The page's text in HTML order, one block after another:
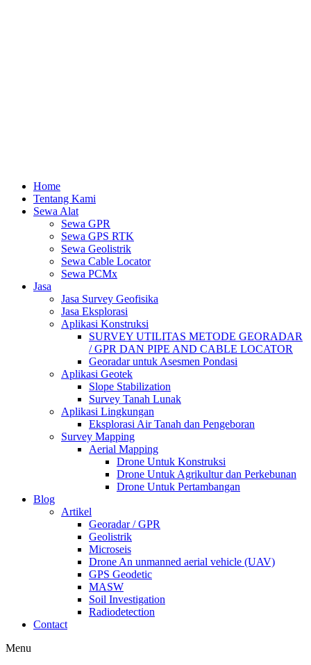
Home
Tentang Kami
Sewa Alat
Sewa GPR
Sewa GPS RTK
Sewa Geolistrik
Sewa Cable Locator
Sewa PCMx
Jasa
Jasa Survey Geofisika
Jasa Eksplorasi
Aplikasi Konstruksi
SURVEY UTILITAS METODE GEORADAR
/ GPR DAN PIPE AND CABLE LOCATOR
Georadar untuk Asesmen Pondasi
Aplikasi Geotek
Slope Stabilization
Survey Tanah Lunak
Aplikasi Lingkungan
Eksplorasi Air Tanah dan Pengeboran
Survey Mapping
Aerial Mapping
Drone Untuk Konstruksi
Drone Untuk Agrikultur dan Perkebunan
Drone Untuk Pertambangan
Blog
Artikel
Georadar / GPR
Geolistrik
Microseis
Drone An unmanned aerial vehicle (UAV)
GPS Geodetic
MASW
Soil Investigation
Radiodetection
Contact
Menu